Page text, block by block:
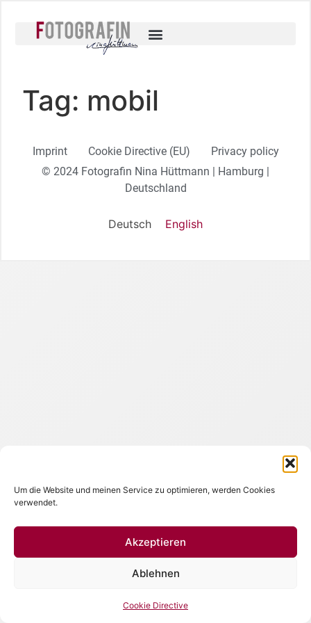
Um die Website und meinen Service zu optimieren, werden Cookies
verwendet.
Akzeptieren
Ablehnen
Cookie Directive
Tag: mobil
Imprint Cookie Directive (EU)
Privacy policy
© 2024 Fotografin Nina Hüttmann | Hamburg |
Deutschland
Deutsch English